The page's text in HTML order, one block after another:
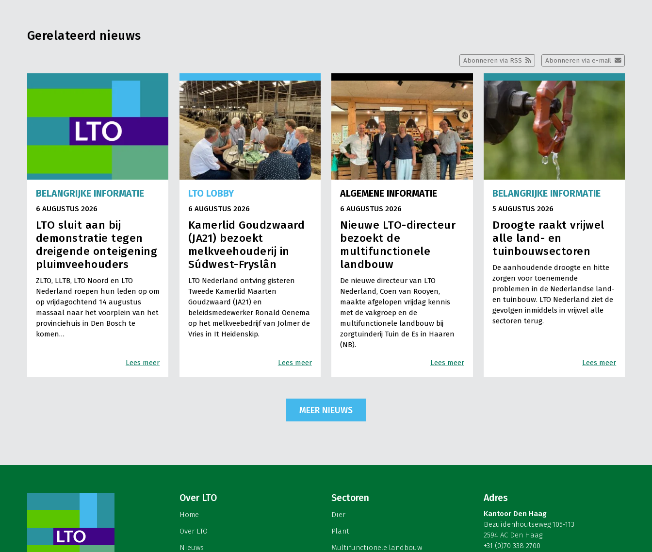
Gerelateerd nieuws
Abonneren via e-mail
Abonneren via RSS
BELANGRIJKE INFORMATIE
6 AUGUSTUS 2026
LTO sluit aan bij
demonstratie tegen
dreigende onteigening
pluimveehouders
ZLTO, LLTB, LTO Noord en LTO
Nederland roepen hun leden op om
op vrijdagochtend 14 augustus
massaal naar het voorplein van het
provinciehuis in Den Bosch te
komen…
Lees meer
LTO LOBBY
6 AUGUSTUS 2026
Kamerlid Goudzwaard
(JA21) bezoekt
melkveehouderij in
Súdwest-Fryslân
LTO Nederland ontving gisteren
Tweede Kamerlid Maarten
Goudzwaard (JA21) en
beleidsmedewerker Ronald Oenema
op het melkveebedrijf van Jolmer de
Vries in It Heidenskip.
Lees meer
ALGEMENE INFORMATIE
6 AUGUSTUS 2026
Nieuwe LTO-directeur
bezoekt de
multifunctionele
landbouw
De nieuwe directeur van LTO
Nederland, Coen van Rooyen,
maakte afgelopen vrijdag kennis
met de vakgroep en de
multifunctionele landbouw bij
zorgtuinderij Tuin de Es in Haaren
(NB).
Lees meer
BELANGRIJKE INFORMATIE
5 AUGUSTUS 2026
Droogte raakt vrijwel
alle land- en
tuinbouwsectoren
De aanhoudende droogte en hitte
zorgen voor toenemende
problemen in de Nederlandse land-
en tuinbouw. LTO Nederland ziet de
gevolgen inmiddels in vrijwel alle
sectoren terug.
Lees meer
MEER NIEUWS
Over LTO
Home
Over LTO
Nieuws
Sectoren
Dier
Plant
Multifunctionele landbouw
Adres
Kantoor Den Haag
Bezuidenhoutseweg 105-113
2594 AC Den Haag
+31 (0)70 338 2700